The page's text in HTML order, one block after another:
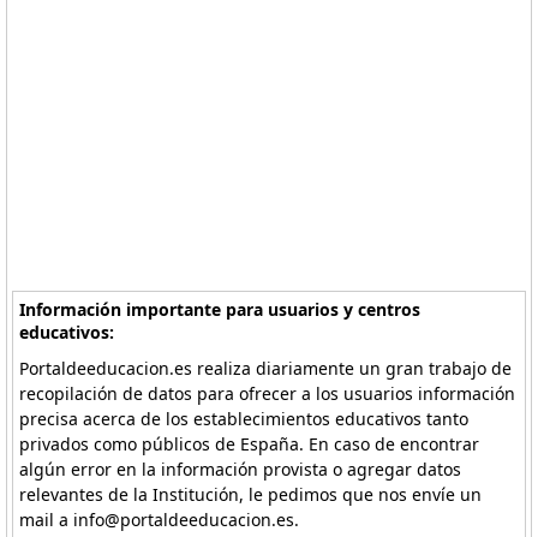
Información importante para usuarios y centros
educativos:
Portaldeeducacion.es realiza diariamente un gran trabajo de
recopilación de datos para ofrecer a los usuarios información
precisa acerca de los establecimientos educativos tanto
privados como públicos de España. En caso de encontrar
algún error en la información provista o agregar datos
relevantes de la Institución, le pedimos que nos envíe un
mail a info@portaldeeducacion.es.